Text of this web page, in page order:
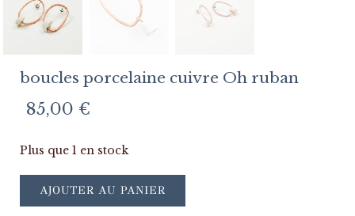
boucles porcelaine cuivre Oh ruban
85,00 €
Plus que 1 en stock
AJOUTER AU PANIER